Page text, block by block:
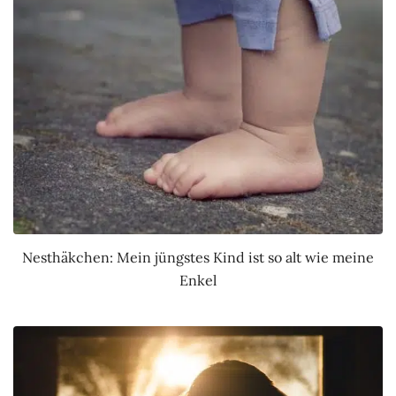
Nesthäkchen: Mein jüngstes Kind ist so alt wie meine
Enkel